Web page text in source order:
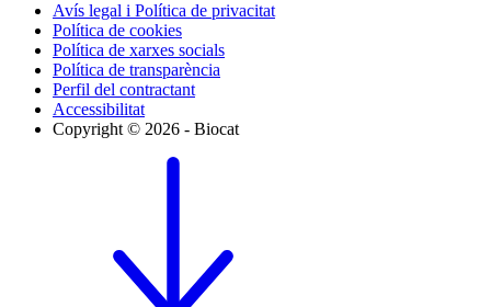
Avís legal i Política de privacitat
Política de cookies
Política de xarxes socials
Política de transparència
Perfil del contractant
Accessibilitat
Copyright © 2026 - Biocat